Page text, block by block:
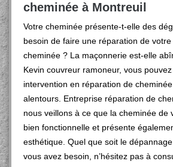
cheminée à Montreuil
Votre cheminée présente-t-elle des
besoin de faire une réparation de
cheminée ? La maçonnerie est-elle
Kevin couvreur ramoneur, vous pouvez
intervention en réparation de
alentours. Entreprise réparation de
nous veillons à ce que la cheminée de
bien fonctionnelle et présente
esthétique. Quel que soit le
vous avez besoin, n’hésitez pas à